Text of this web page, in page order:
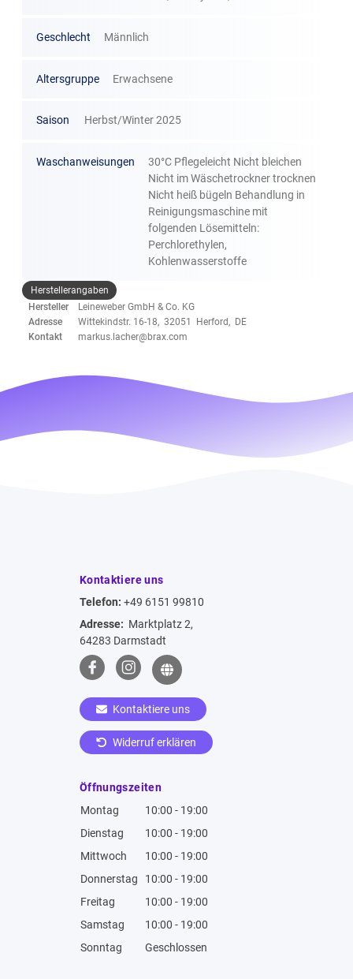
Geschlecht Männlich
Altersgruppe Erwachsene
Saison Herbst/Winter 2025
Waschanweisungen
30°C Pflegeleicht Nicht bleichen
Nicht im Wäschetrockner trocknen
Nicht heiß bügeln Behandlung in
Reinigungsmaschine mit
folgenden Lösemitteln:
Perchlorethylen,
Kohlenwasserstoffe
Herstellerangaben
Hersteller
Leineweber GmbH & Co. KG
Adresse
Wittekindstr. 16-18, 32051 Herford, DE
Kontakt
markus.lacher@brax.com
Kontaktiere uns
Telefon: +49 6151 99810
Adresse: Marktplatz 2,
64283 Darmstadt
Kontaktiere uns
Widerruf erklären
Öffnungszeiten
Montag
10:00 - 19:00
Dienstag
10:00 - 19:00
Mittwoch
10:00 - 19:00
Donnerstag
10:00 - 19:00
Freitag
10:00 - 19:00
Samstag
10:00 - 19:00
Sonntag
Geschlossen